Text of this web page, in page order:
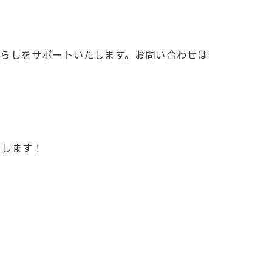
しをサポートいたします。お問い合わせは
ます！